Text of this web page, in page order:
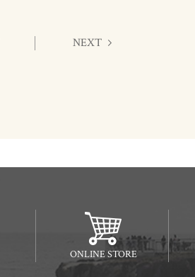
NEXT
ONLINE STORE